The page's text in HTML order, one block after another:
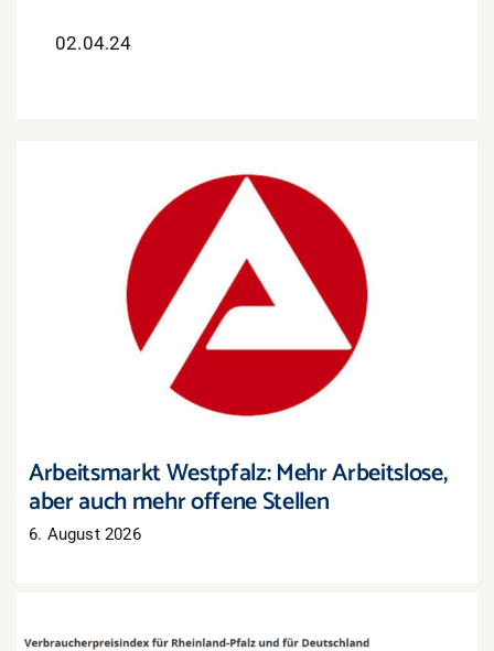
02.04.24
Arbeitsmarkt Westpfalz: Mehr Arbeitslose, aber
auch mehr offene Stellen
Arbeitsmarkt Westpfalz: Mehr Arbeitslose,
aber auch mehr offene Stellen
6. August 2026